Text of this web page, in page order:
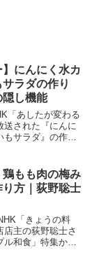
】にんにく水カ
ラダの作り
隠し機能
「あしたが変わる
送された『にんに
もサラダ』の作り
増強」！トリセツ
鶏もも肉の梅み
方｜荻野聡士
「きょうの料
主の荻野聡士さ
ル和食」特集か